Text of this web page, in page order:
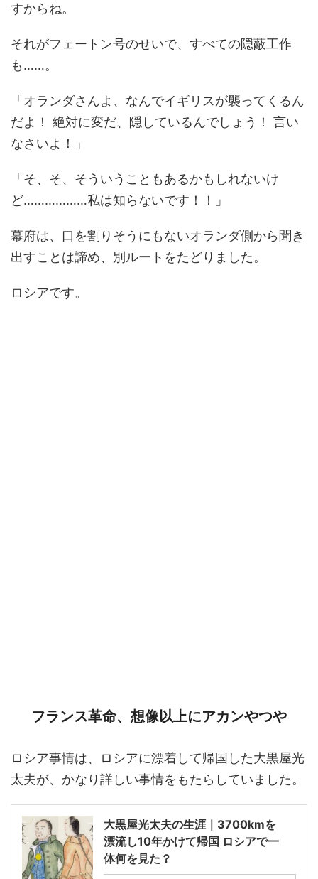
すからね。
それがフェートン号のせいで、すべての隠蔽工作
も……。
「オランダさんよ、なんでイギリスが襲ってくるん
だよ！ 絶対に変だ、隠しているんでしょう！ 言い
なさいよ！」
「そ、そ、そういうこともあるかもしれないけ
ど………………私は知らないです！！」
幕府は、口を割りそうにもないオランダ側から聞き
出すことは諦め、別ルートをたどりました。
ロシアです。
フランス革命、想像以上にアカンやつや
ロシア事情は、ロシアに漂着して帰国した大黒屋光
太夫が、かなり詳しい事情をもたらしていました。
大黒屋光太夫の生涯｜3700kmを
漂流し10年かけて帰国 ロシアで一
体何を見た？